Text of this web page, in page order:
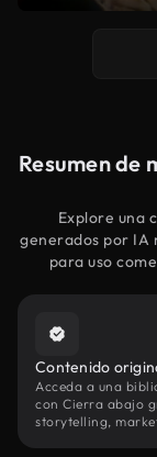
Resumen de
Explore una
generados por IA
para uso
Contenido
Acceda a una
con Cierra abajo
storytelling,